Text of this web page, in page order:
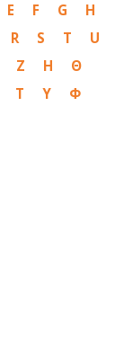
E F G
H
R S T
U
Ζ Η
Θ
Τ Υ
Φ